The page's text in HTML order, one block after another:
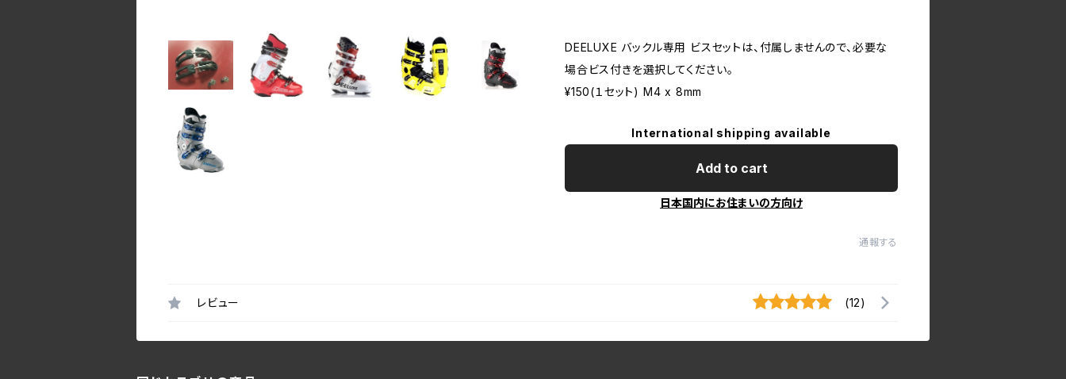
DEELUXE バックル専用 ビスセットは、付属しませんので、必要な
場合ビス付きを選択してください。
¥150(１セット) M4 x 8mm
International shipping available
Add to cart
日本国内にお住まいの方向け
通報する
レビュー (12)